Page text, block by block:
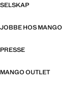
SELSKAP
JOBBE HOS MANGO
PRESSE
MANGO OUTLET